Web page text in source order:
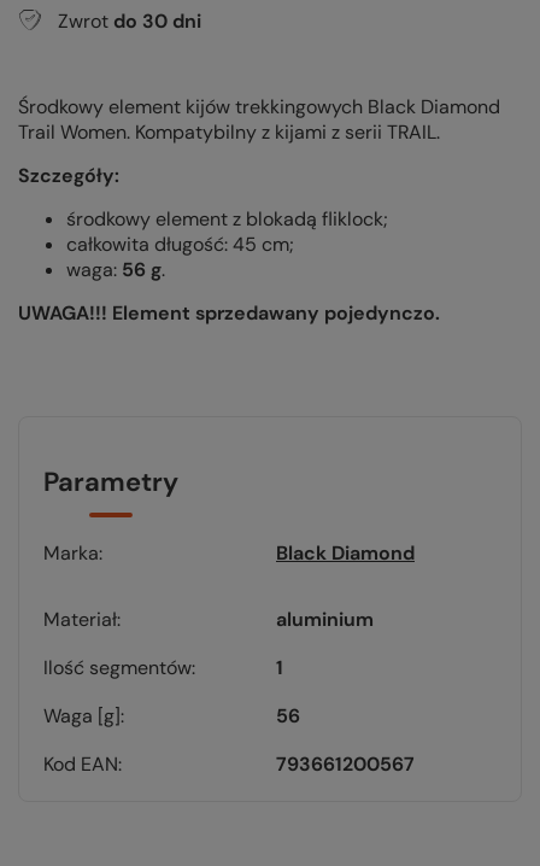
Zwrot do 30 dni
Środkowy element kijów trekkingowych Black Diamond
Trail Women. Kompatybilny z kijami z serii TRAIL.
Szczegóły:
środkowy element z blokadą fliklock;
całkowita długość: 45 cm;
waga: 56 g.
UWAGA!!! Element sprzedawany pojedynczo.
Parametry
Marka Black Diamond
Materiał
aluminium
Ilość segmentów
1
Waga [g]
56
Kod EAN
793661200567